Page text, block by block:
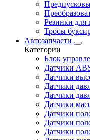
Резинки для
Тросы
Автозапчасти
Категории
Блок
Датчики
Датчики
Датчики
Датчики
Датчики
Датчики
Датчики
Датчики